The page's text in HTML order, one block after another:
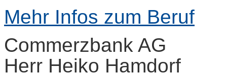
Mehr Infos zum Beruf
Commerzbank AG
Herr Heiko Hamdorf